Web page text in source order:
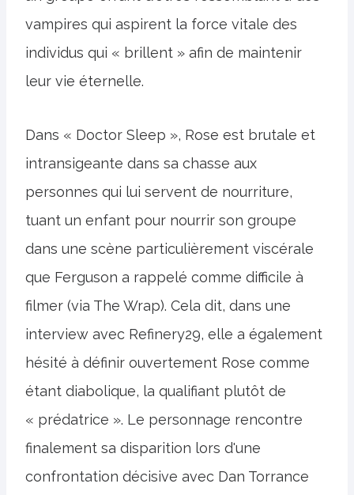
vampires qui aspirent la force vitale des
individus qui « brillent » afin de maintenir
leur vie éternelle.
Dans « Doctor Sleep », Rose est brutale et
intransigeante dans sa chasse aux
personnes qui lui servent de nourriture,
tuant un enfant pour nourrir son groupe
dans une scène particulièrement viscérale
que Ferguson a rappelé comme difficile à
filmer (via The Wrap). Cela dit, dans une
interview avec Refinery29, elle a également
hésité à définir ouvertement Rose comme
étant diabolique, la qualifiant plutôt de
« prédatrice ». Le personnage rencontre
finalement sa disparition lors d'une
confrontation décisive avec Dan Torrance